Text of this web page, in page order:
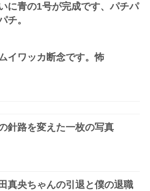
に青の1号が完成です、パチパ
チ。
イワッカ断念です。怖
針路を変えた一枚の写真
真央ちゃんの引退と僕の退職